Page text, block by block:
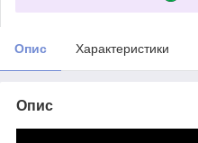
Опис Характеристики
Опис